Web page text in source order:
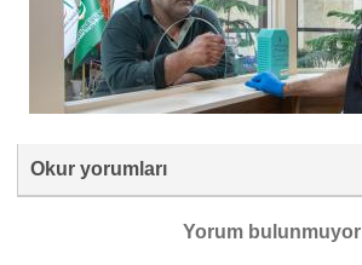
Okur yorumları
Yorum bulunmuyor